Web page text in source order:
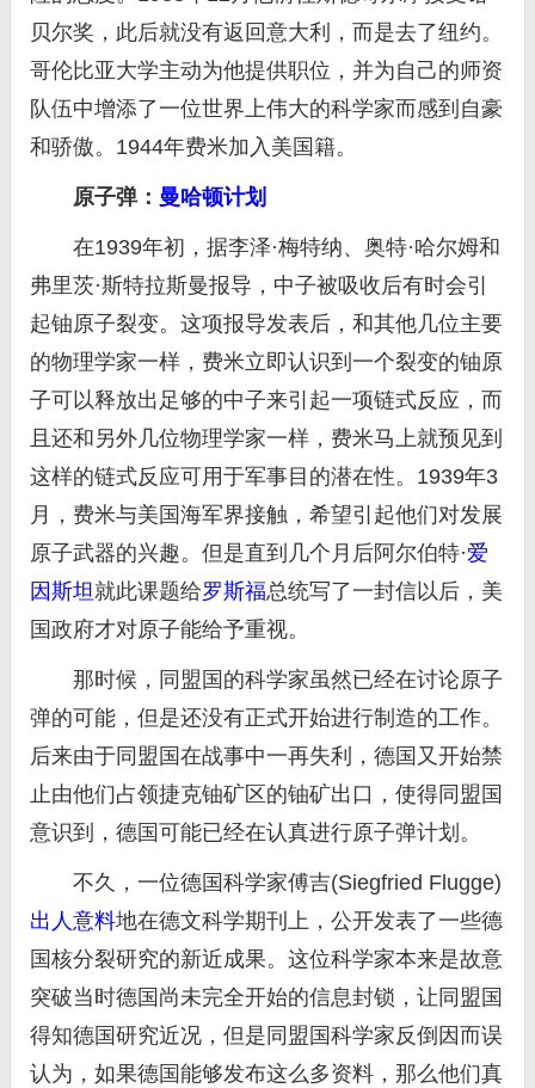
贝尔奖，此后就没有返回意大利，而是去了纽约。
哥伦比亚大学主动为他提供职位，并为自己的师资
队伍中增添了一位世界上伟大的科学家而感到自豪
和骄傲。1944年费米加入美国籍。
原子弹： 曼哈顿计划
在1939年初，据李泽·梅特纳、奥特·哈尔姆和
弗里茨·斯特拉斯曼报导，中子被吸收后有时会引
起铀原子裂变。这项报导发表后，和其他几位主要
的物理学家一样，费米立即认识到一个裂变的铀原
子可以释放出足够的中子来引起一项链式反应，而
且还和另外几位物理学家一样，费米马上就预见到
这样的链式反应可用于军事目的潜在性。1939年3
月，费米与美国海军界接触，希望引起他们对发展
原子武器的兴趣。但是直到几个月后阿尔伯特·爱
因斯坦就此课题给罗斯福总统写了一封信以后，美
国政府才对原子能给予重视。
那时候，同盟国的科学家虽然已经在讨论原子
弹的可能，但是还没有正式开始进行制造的工作。
后来由于同盟国在战事中一再失利，德国又开始禁
止由他们占领捷克铀矿区的铀矿出口，使得同盟国
意识到，德国可能已经在认真进行原子弹计划。
不久，一位德国科学家傅吉(Siegfried Flugge)
出人意料地在德文科学期刊上，公开发表了一些德
国核分裂研究的新近成果。这位科学家本来是故意
突破当时德国尚未完全开始的信息封锁，让同盟国
得知德国研究近况，但是同盟国科学家反倒因而误
认为，如果德国能够发布这么多资料，那么他们真